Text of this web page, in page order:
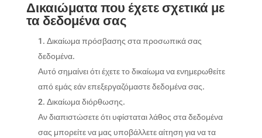
Δικαιώματα που έχετε σχετικά με
τα δεδομένα σας
Δικαίωμα πρόσβασης στα προσωπικά σας
δεδομένα.
Αυτό σημαίνει ότι έχετε το δικαίωμα να ενημερωθείτε
από εμάς εάν επεξεργαζόμαστε δεδομένα σας.
Δικαίωμα διόρθωσης.
Αν διαπιστώσετε ότι υφίσταται λάθος στα δεδομένα
σας μπορείτε να μας υποβάλλετε αίτηση για να τα